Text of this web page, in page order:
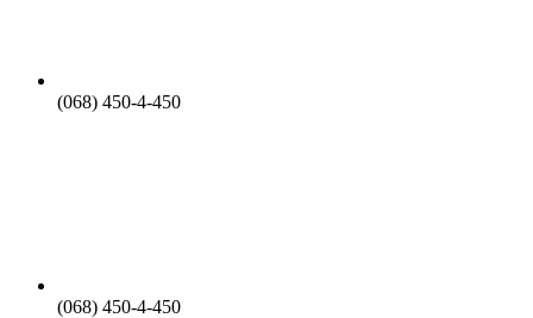
(068) 450-4-450
(068) 450-4-450